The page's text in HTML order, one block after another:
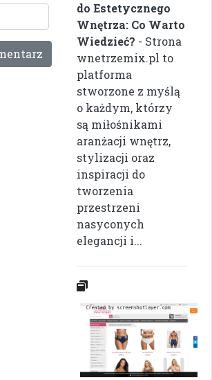
do Estetycznego
Wnętrza: Co Warto
Wiedzieć? - Strona
wnetrzemix.pl to
platforma
stworzone z myślą
o każdym, którzy
są miłośnikami
aranżacji wnętrz,
stylizacji oraz
inspiracji do
tworzenia
przestrzeni
nasyconych
elegancji i...